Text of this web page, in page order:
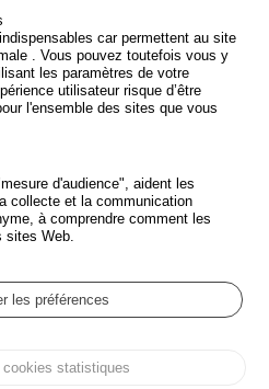
DES ACCIDENTS DE
données personnelles et Cookies
car permettent au site
. Vous pouvez toutefois vous y
les paramètres de votre
utilisateur risque d’être
l'ensemble des sites que vous
d'audience", aident les
collecte et la communication
à comprendre comment les
sites Web.
les préférences
statistiques